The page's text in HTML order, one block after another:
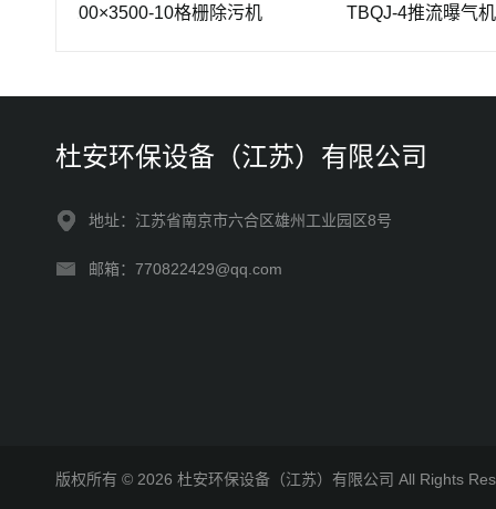
10格栅除污机 TBQJ-4推流曝气机
杜安环保设备（江苏）有限公司
地址：江苏省南京市六合区雄州工业园区8号
邮箱：770822429@qq.com
版权所有 © 2026 杜安环保设备（江苏）有限公司 All Rights